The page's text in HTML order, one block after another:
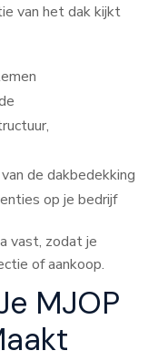
van het dak kijkt
de dakbedekking
op je bedrijf
vast, zodat je
of aankoop.
MJOP